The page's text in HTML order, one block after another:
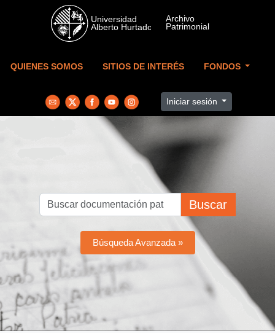
Skip to main content
QUIENES SOMOS SITIOS DE INTERÉS FONDOS
Iniciar sesión
Buscar
Búsqueda Avanzada »